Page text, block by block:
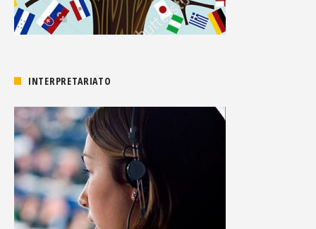
INTERPRETARIATO